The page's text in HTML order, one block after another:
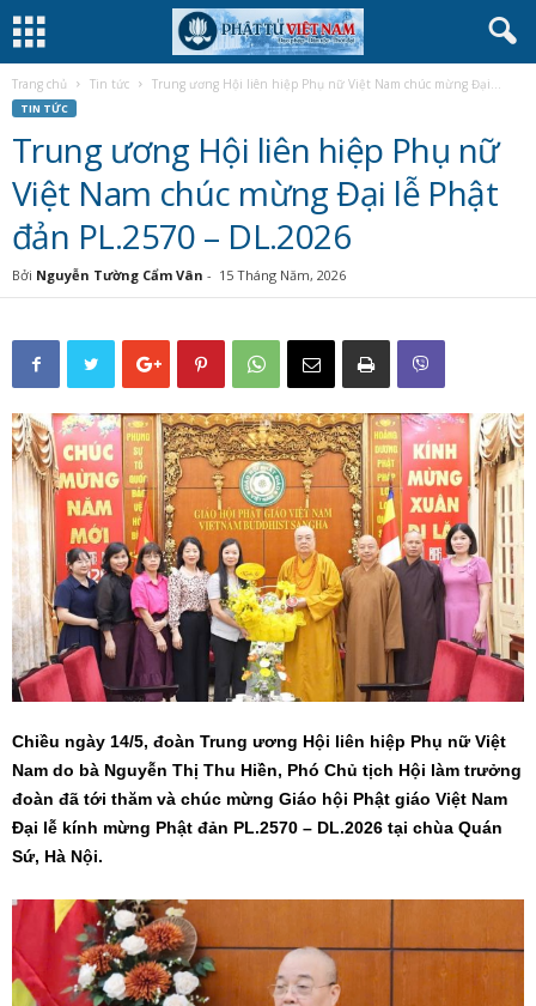
Trang chủ Tin tức Trung ương Hội liên hiệp Phụ nữ Việt Nam chúc mừng Đại...
TIN TỨC
Trung ương Hội liên hiệp Phụ nữ
Việt Nam chúc mừng Đại lễ Phật
đản PL.2570 – DL.2026
Bởi Nguyễn Tường Cẩm Vân - 15 Tháng Năm, 2026
Chiều ngày 14/5, đoàn Trung ương Hội liên hiệp Phụ nữ Việt
Nam do bà Nguyễn Thị Thu Hiền, Phó Chủ tịch Hội làm trưởng
đoàn đã tới thăm và chúc mừng Giáo hội Phật giáo Việt Nam
Đại lễ kính mừng Phật đản PL.2570 – DL.2026 tại chùa Quán
Sứ, Hà Nội.